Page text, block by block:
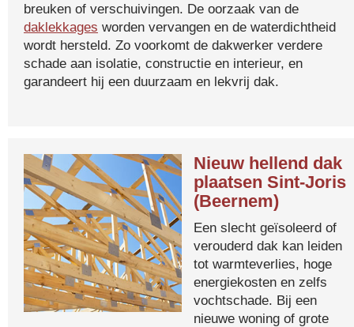
breuken of verschuivingen. De oorzaak van de
daklekkages worden vervangen en de waterdichtheid
wordt hersteld. Zo voorkomt de dakwerker verdere
schade aan isolatie, constructie en interieur, en
garandeert hij een duurzaam en lekvrij dak.
Nieuw hellend dak
plaatsen Sint-Joris
(Beernem)
Een slecht geïsoleerd of
verouderd dak kan leiden
tot warmteverlies, hoge
energiekosten en zelfs
vochtschade. Bij een
nieuwe woning of grote